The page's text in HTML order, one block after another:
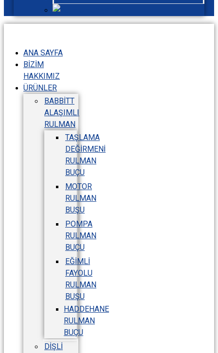
ANA SAYFA
BIZIM
HAKKIMIZ
ÜRÜNLER
BABBITT
ALAŞIMLI
RULMAN
TAŞLAMA
DEĞIRMENI
RULMAN
BUÇU
MOTOR
RULMAN
BUŞU
POMPA
RULMAN
BUÇU
EĞIMLI
FAYOLU
RULMAN
BUŞU
HADDEHANE
RULMAN
BUÇU
DIŞLI